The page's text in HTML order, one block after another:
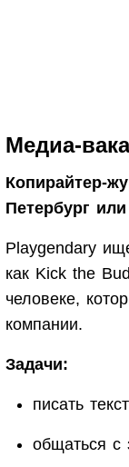
Медиа-
Копирайтер-
Петербург
Playgendary
как Kick the
человеке,
компании.
Задачи:
писать
общаться